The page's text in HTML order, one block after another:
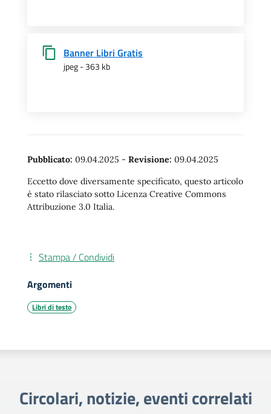
Banner Libri Gratis
jpeg - 363 kb
Pubblicato: 09.04.2025 - Revisione: 09.04.2025
Eccetto dove diversamente specificato, questo articolo
è stato rilasciato sotto Licenza Creative Commons
Attribuzione 3.0 Italia.
Stampa / Condividi
Argomenti
Libri di testo
Circolari, notizie, eventi correlati